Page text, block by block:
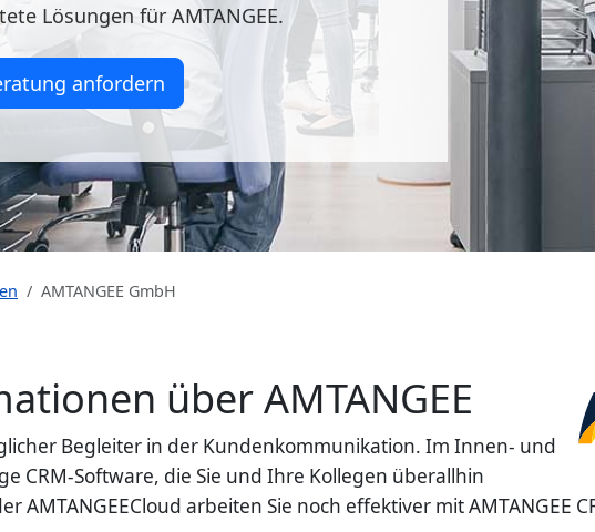
Lösungen für AMTANGEE.
anfordern
AMTANGEE GmbH
über AMTANGEE
Begleiter in der Kundenkommunikation. Im Innen- und
CRM-Software, die Sie und Ihre Kollegen überallhin
AMTANGEECloud arbeiten Sie noch effektiver mit AMTANGEE